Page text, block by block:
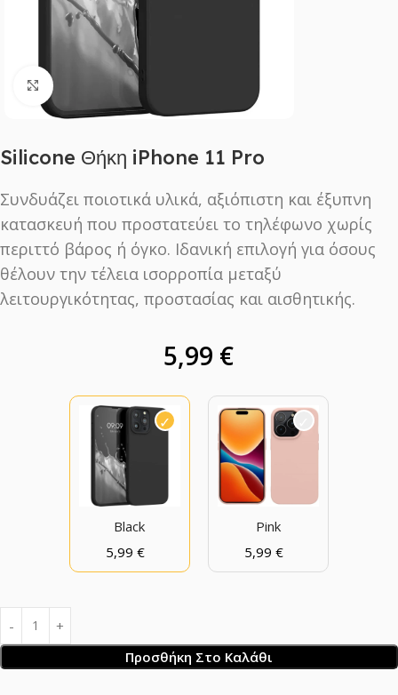
Click to enlarge
Silicone Θήκη iPhone 11 Pro
Συνδυάζει ποιοτικά υλικά, αξιόπιστη και έξυπνη
κατασκευή που προστατεύει το τηλέφωνο χωρίς
περιττό βάρος ή όγκο. Ιδανική επιλογή για όσους
θέλουν την τέλεια ισορροπία μεταξύ
λειτουργικότητας, προστασίας και αισθητικής.
5,99 €
Black
5,99 €
Pink
5,99 €
Προσθήκη Στο Καλάθι